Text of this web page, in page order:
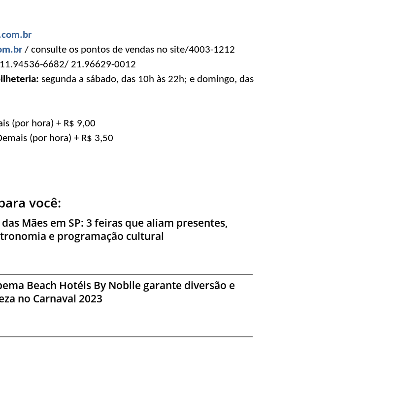
/ consulte os pontos de vendas no site/4003-1212
6682/ 21.96629-0012
segunda a sábado, das 10h às 22h; e domingo, das
(por hora) + R$ 9,00
(por hora) + R$ 3,50
você:
das Mães em SP: 3 feiras que aliam presentes,
e programação cultural
Beach Hotéis By Nobile garante diversão e
no Carnaval 2023